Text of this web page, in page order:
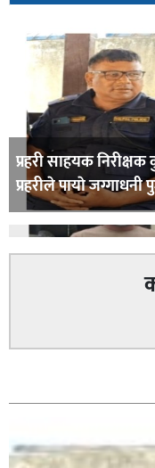
प्रहरी साहयक
प्रहरीले पायाे जग्गाधनी